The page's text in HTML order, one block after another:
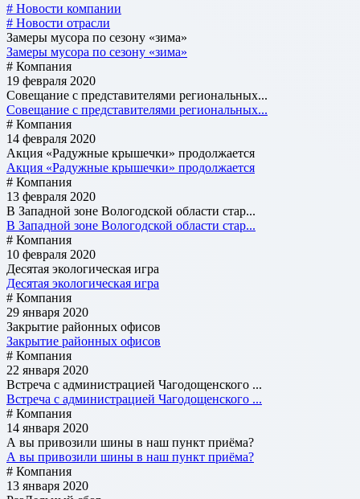
# Новости компании
# Новости отрасли
Замеры мусора по сезону «зима»
Замеры мусора по сезону «зима»
# Компания
19 февраля 2020
Совещание с представителями региональных...
Совещание с представителями региональных...
# Компания
14 февраля 2020
Акция «Радужные крышечки» продолжается
Акция «Радужные крышечки» продолжается
# Компания
13 февраля 2020
В Западной зоне Вологодской области стар...
В Западной зоне Вологодской области стар...
# Компания
10 февраля 2020
Десятая экологическая игра
Десятая экологическая игра
# Компания
29 января 2020
Закрытие районных офисов
Закрытие районных офисов
# Компания
22 января 2020
Встреча с администрацией Чагодощенского ...
Встреча с администрацией Чагодощенского ...
# Компания
14 января 2020
А вы привозили шины в наш пункт приёма?
А вы привозили шины в наш пункт приёма?
# Компания
13 января 2020